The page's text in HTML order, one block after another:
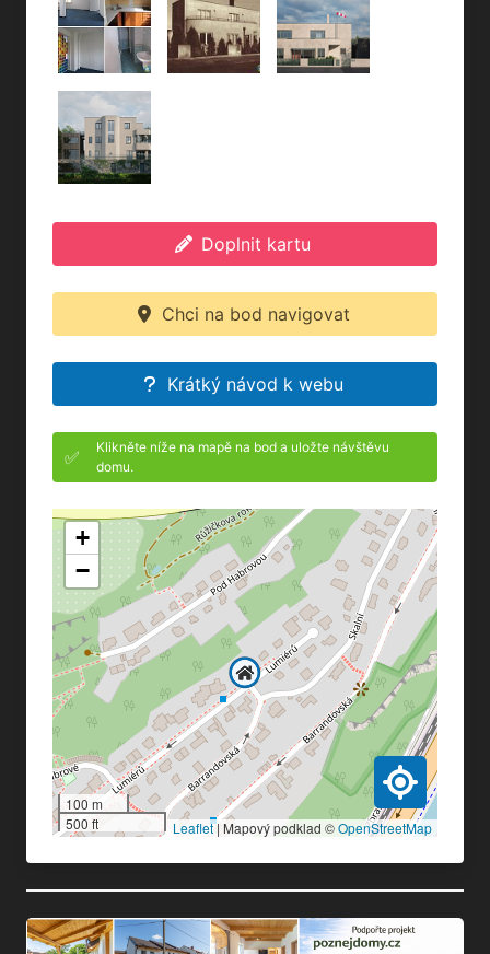
Doplnit kartu
Chci na bod navigovat
Krátký návod k webu
✅
Klikněte níže na mapě na bod a uložte návštěvu
domu.
+
−
100 m
500 ft
Leaflet | Mapový podklad ©OpenStreetMap